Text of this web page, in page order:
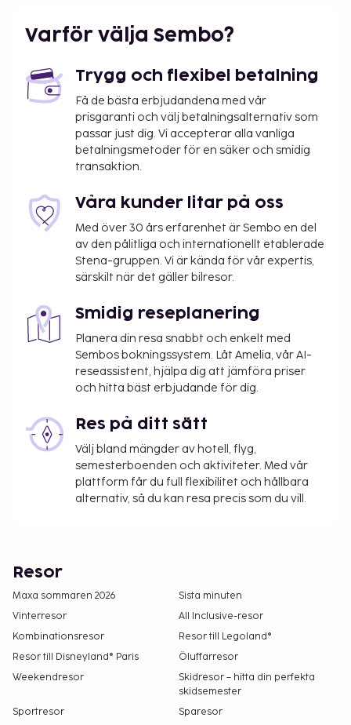
Varför välja Sembo?
Trygg och flexibel betalning
Få de bästa erbjudandena med vår
prisgaranti och välj betalningsalternativ som
passar just dig. Vi accepterar alla vanliga
betalningsmetoder för en säker och smidig
transaktion.
Våra kunder litar på oss
Med över 30 års erfarenhet är Sembo en del
av den pålitliga och internationellt etablerade
Stena-gruppen. Vi är kända för vår expertis,
särskilt när det gäller bilresor.
Smidig reseplanering
Planera din resa snabbt och enkelt med
Sembos bokningssystem. Låt Amelia, vår AI-
reseassistent, hjälpa dig att jämföra priser
och hitta bäst erbjudande för dig.
Res på ditt sätt
Välj bland mängder av hotell, flyg,
semesterboenden och aktiviteter. Med vår
plattform får du full flexibilitet och hållbara
alternativ, så du kan resa precis som du vill.
Resor
Maxa sommaren 2026
Sista minuten
Vinterresor
All Inclusive-resor
Kombinationsresor
Resor till Legoland®
Resor till Disneyland® Paris
Öluffarresor
Weekendresor
Skidresor – hitta din perfekta
skidsemester
Sportresor
Sparesor